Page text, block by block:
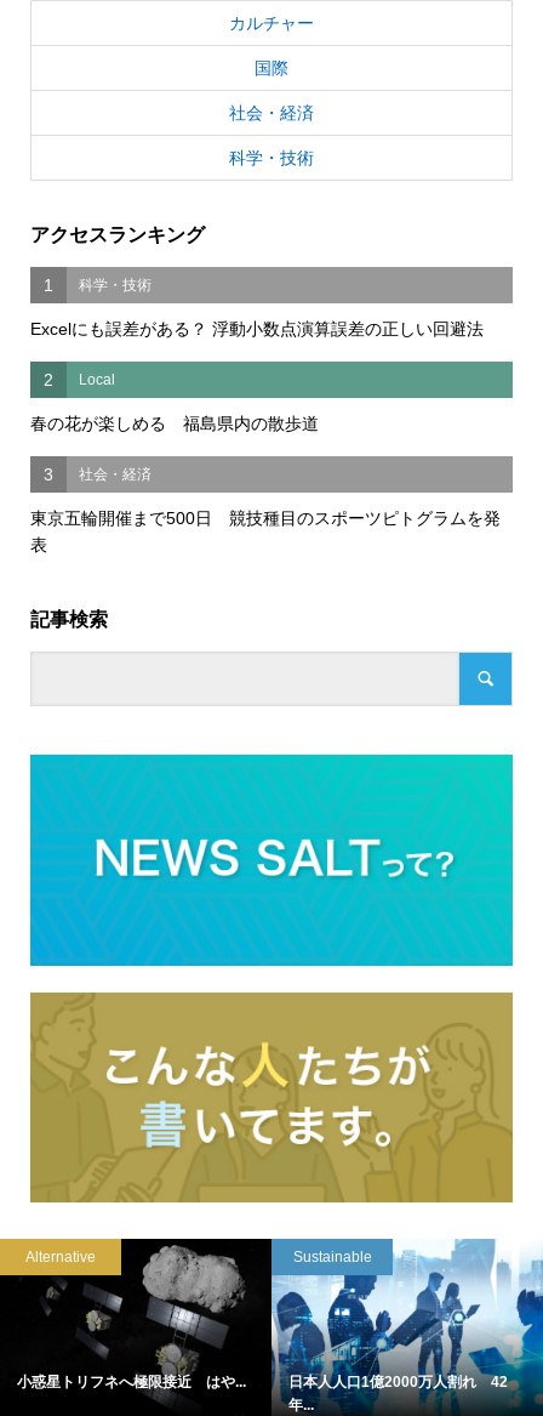
カルチャー
国際
社会・経済
科学・技術
アクセスランキング
1 科学・技術
Excelにも誤差がある？ 浮動小数点演算誤差の正しい回避法
2 Local
春の花が楽しめる 福島県内の散歩道
3 社会・経済
東京五輪開催まで500日 競技種目のスポーツピトグラムを発
表
記事検索
Alternative
小惑星トリフネへ極限接近 はや...
Sustainable
日本人人口1億2000万人割れ 42
年...